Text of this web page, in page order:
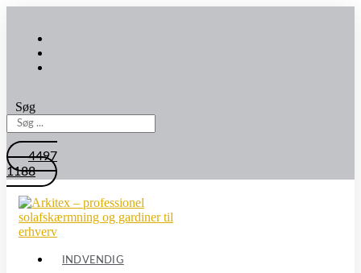
Søg
4497
1188
INDVENDIG